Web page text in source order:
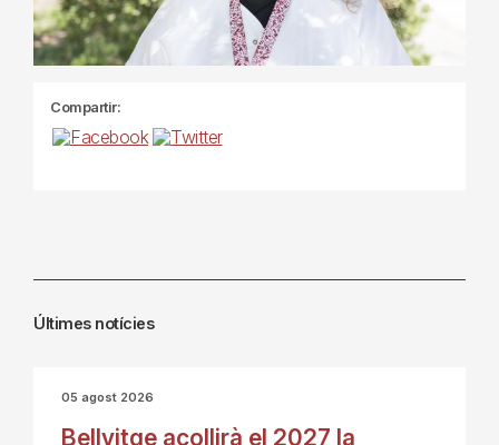
Compartir:
Últimes notícies
05 agost 2026
Bellvitge acollirà el 2027 la